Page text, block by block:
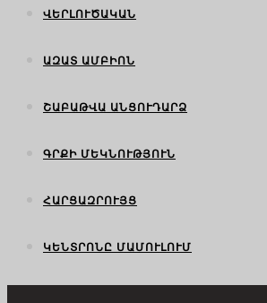
ՎԵՐԼՈՒԾԱԿԱՆ
ԱԶԱՏ ԱՄԲԻՈՆ
ՇԱԲԱԹՎԱ ԱՆՑՈՒԴԱՐՁ
ԳՐՔԻ ՄԵԿՆՈՒԹՅՈՒՆ
ՀԱՐՑԱԶՐՈՒՅՑ
ԿԵՆՏՐՈՆԸ ՄԱՄՈՒԼՈՒՄ